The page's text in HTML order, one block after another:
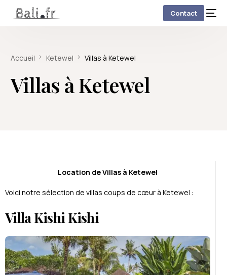
Contact
Accueil Ketewel Villas à Ketewel
Villas à Ketewel
Location de Villas à Ketewel
Voici notre sélection de villas coups de cœur à Ketewel :
Villa Kishi Kishi